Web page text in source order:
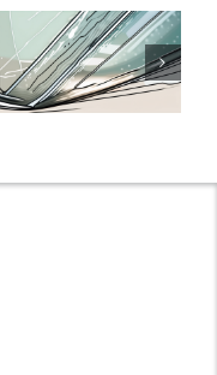
7
Expertentipps
für maximale